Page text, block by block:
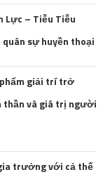
Lực – Tiễu Tiễu
sự huyền thoại
phẩm giải trí trở
thần và giá trị người
trưởng với cả thế